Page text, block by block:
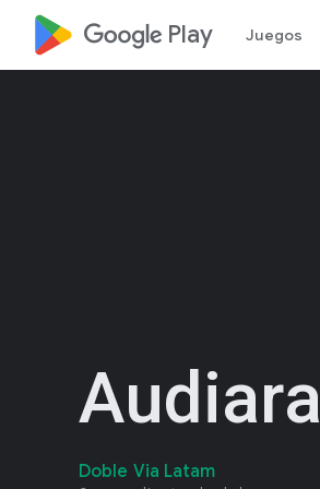
google_logo Play Juegos
Audiara
Doble Via Latam